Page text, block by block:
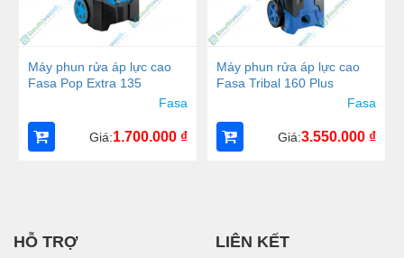
Máy phun rửa áp lực cao
Fasa Pop Extra 135
Fasa
Giá:1.700.000 ₫
Máy phun rửa áp lực cao
Fasa Tribal 160 Plus
Fasa
Giá:3.550.000 ₫
HỖ TRỢ LIÊN KẾT